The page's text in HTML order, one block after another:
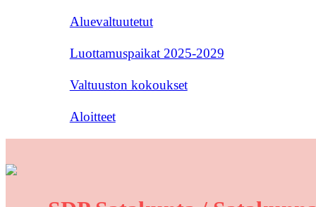
Aluevaltuutetut
Luottamuspaikat 2025-2029
Valtuuston kokoukset
Aloitteet